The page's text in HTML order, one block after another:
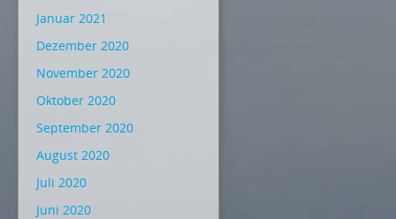
Januar 2021
Dezember 2020
November 2020
Oktober 2020
September 2020
August 2020
Juli 2020
Juni 2020